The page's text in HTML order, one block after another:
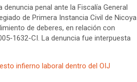
penal ante la Fiscalía General
de Primera Instancia Civil de Nicoya
de deberes, en relación con
1632-CI. La denuncia fue interpuesta
infierno laboral dentro del OIJ